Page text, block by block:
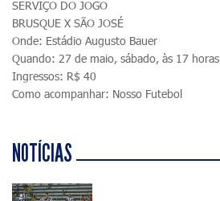
SERVIÇO DO JOGO
BRUSQUE X SÃO JOSÉ
Onde: Estádio Augusto Bauer
Quando: 27 de maio, sábado, às 17 horas
Ingressos: R$ 40
Como acompanhar: Nosso Futebol
NOTÍCIAS